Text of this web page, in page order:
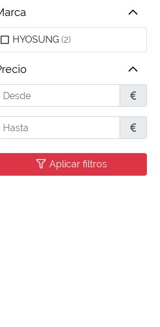
HYOSUNG (2)
Desde
€
Hasta
€
Aplicar filtros